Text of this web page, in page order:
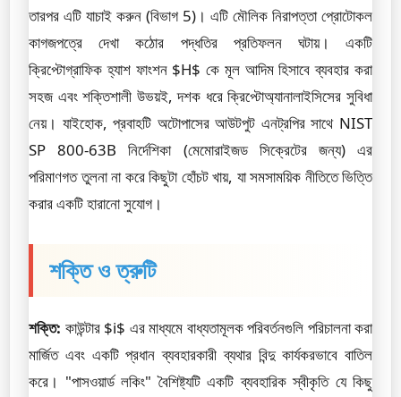
তারপর এটি যাচাই করুন (বিভাগ 5)। এটি মৌলিক নিরাপত্তা প্রোটোকল
কাগজপত্রে দেখা কঠোর পদ্ধতির প্রতিফলন ঘটায়। একটি
ক্রিপ্টোগ্রাফিক হ্যাশ ফাংশন $H$ কে মূল আদিম হিসাবে ব্যবহার করা
সহজ এবং শক্তিশালী উভয়ই, দশক ধরে ক্রিপ্টোঅ্যানালাইসিসের সুবিধা
নেয়। যাইহোক, প্রবাহটি অটোপাসের আউটপুট এনট্রপির সাথে NIST
SP 800-63B নির্দেশিকা (মেমোরাইজড সিক্রেটের জন্য) এর
পরিমাণগত তুলনা না করে কিছুটা হোঁচট খায়, যা সমসাময়িক নীতিতে ভিত্তি
করার একটি হারানো সুযোগ।
শক্তি ও ত্রুটি
শক্তি: কাউন্টার $i$ এর মাধ্যমে বাধ্যতামূলক পরিবর্তনগুলি পরিচালনা করা
মার্জিত এবং একটি প্রধান ব্যবহারকারী ব্যথার বিন্দু কার্যকরভাবে বাতিল
করে। "পাসওয়ার্ড লকিং" বৈশিষ্ট্যটি একটি ব্যবহারিক স্বীকৃতি যে কিছু